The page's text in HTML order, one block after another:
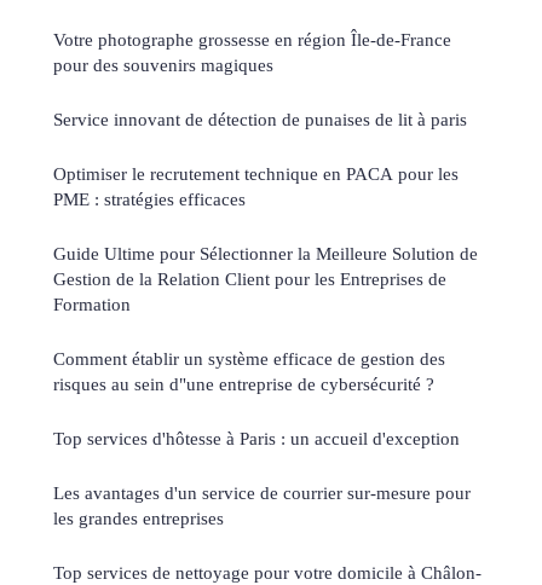
Votre photographe grossesse en région Île-de-France
pour des souvenirs magiques
Service innovant de détection de punaises de lit à paris
Optimiser le recrutement technique en PACA pour les
PME : stratégies efficaces
Guide Ultime pour Sélectionner la Meilleure Solution de
Gestion de la Relation Client pour les Entreprises de
Formation
Comment établir un système efficace de gestion des
risques au sein d"une entreprise de cybersécurité ?
Top services d'hôtesse à Paris : un accueil d'exception
Les avantages d'un service de courrier sur-mesure pour
les grandes entreprises
Top services de nettoyage pour votre domicile à Châlon-